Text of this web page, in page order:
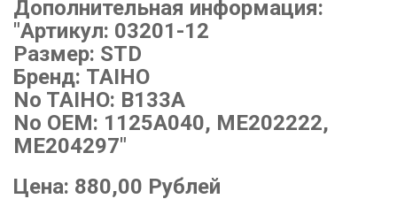
Дополнительная информация:
"Артикул: 03201-12
Размер: STD
Бренд: TAIHO
No TAIHO: B133A
No OEM: 1125A040, ME202222,
ME204297"
Цена: 880,00 Рублей